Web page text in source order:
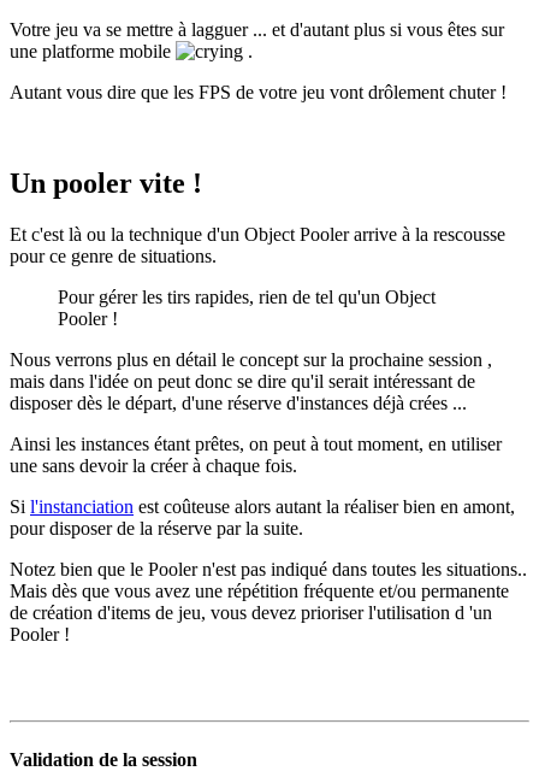
Votre jeu va se mettre à lagguer ... et d'autant plus si vous êtes sur
une platforme mobile
.
Autant vous dire que les FPS de votre jeu vont drôlement chuter !
Un pooler vite !
Et c'est là ou la technique d'un Object Pooler arrive à la rescousse
pour ce genre de situations.
Pour gérer les tirs rapides, rien de tel qu'un Object
Pooler !
Nous verrons plus en détail le concept sur la prochaine session ,
mais dans l'idée on peut donc se dire qu'il serait intéressant de
disposer dès le départ, d'une réserve d'instances déjà crées ...
Ainsi les instances étant prêtes, on peut à tout moment, en utiliser
une sans devoir la créer à chaque fois.
Si l'instanciation est coûteuse alors autant la réaliser bien en amont,
pour disposer de la réserve par la suite.
Notez bien que le Pooler n'est pas indiqué dans toutes les situations..
Mais dès que vous avez une répétition fréquente et/ou permanente
de création d'items de jeu, vous devez prioriser l'utilisation d 'un
Pooler !
Validation de la session